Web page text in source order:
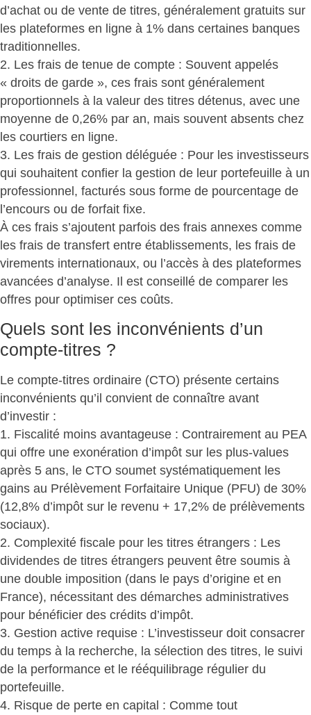
d’achat ou de vente de titres, généralement gratuits sur
les plateformes en ligne à 1% dans certaines banques
traditionnelles.
2. Les frais de tenue de compte : Souvent appelés
« droits de garde », ces frais sont généralement
proportionnels à la valeur des titres détenus, avec une
moyenne de 0,26% par an, mais souvent absents chez
les courtiers en ligne.
3. Les frais de gestion déléguée : Pour les investisseurs
qui souhaitent confier la gestion de leur portefeuille à un
professionnel, facturés sous forme de pourcentage de
l’encours ou de forfait fixe.
À ces frais s’ajoutent parfois des frais annexes comme
les frais de transfert entre établissements, les frais de
virements internationaux, ou l’accès à des plateformes
avancées d’analyse. Il est conseillé de comparer les
offres pour optimiser ces coûts.
Quels sont les inconvénients d’un
compte-titres ?
Le compte-titres ordinaire (CTO) présente certains
inconvénients qu’il convient de connaître avant
d’investir :
1. Fiscalité moins avantageuse : Contrairement au PEA
qui offre une exonération d’impôt sur les plus-values
après 5 ans, le CTO soumet systématiquement les
gains au Prélèvement Forfaitaire Unique (PFU) de 30%
(12,8% d’impôt sur le revenu + 17,2% de prélèvements
sociaux).
2. Complexité fiscale pour les titres étrangers : Les
dividendes de titres étrangers peuvent être soumis à
une double imposition (dans le pays d’origine et en
France), nécessitant des démarches administratives
pour bénéficier des crédits d’impôt.
3. Gestion active requise : L’investisseur doit consacrer
du temps à la recherche, la sélection des titres, le suivi
de la performance et le rééquilibrage régulier du
portefeuille.
4. Risque de perte en capital : Comme tout